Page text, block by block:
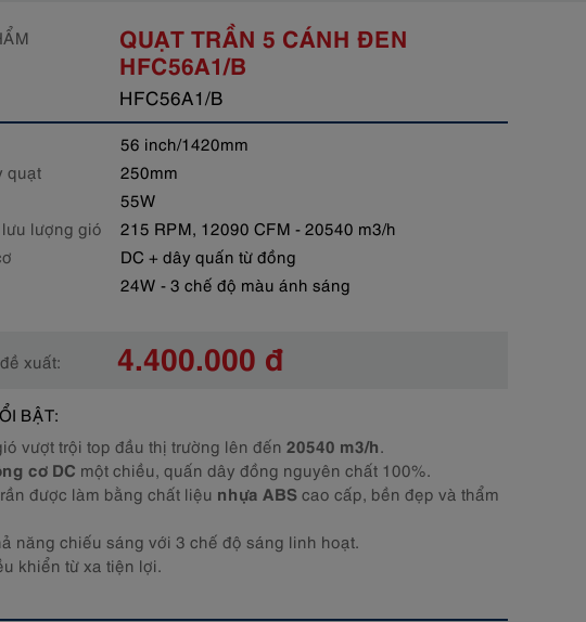
QUẠT TRẦN 5 CÁNH ĐEN
HFC56A1/B
HFC56A1/B
56 inch/1420mm
quạt
250mm
55W
lượng gió
215 RPM, 12090 CFM - 20540 m3/h
DC + dây quấn từ đồng
24W - 3 chế độ màu ánh sáng
xuất: 4.400.000 đ
BẬT:
vượt trội top đầu thị trường lên đến 20540 m3/h.
cơ DC một chiều, quấn dây đồng nguyên chất 100%.
được làm bằng chất liệu nhựa ABS cao cấp, bền đẹp và thẩm
năng chiếu sáng với 3 chế độ sáng linh hoạt.
khiển từ xa tiện lợi.